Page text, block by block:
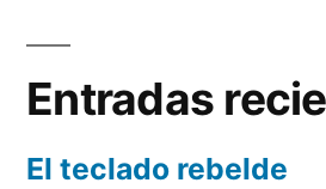
Entradas
El teclado rebelde